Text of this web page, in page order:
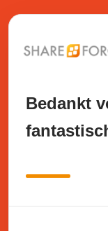
Bedankt